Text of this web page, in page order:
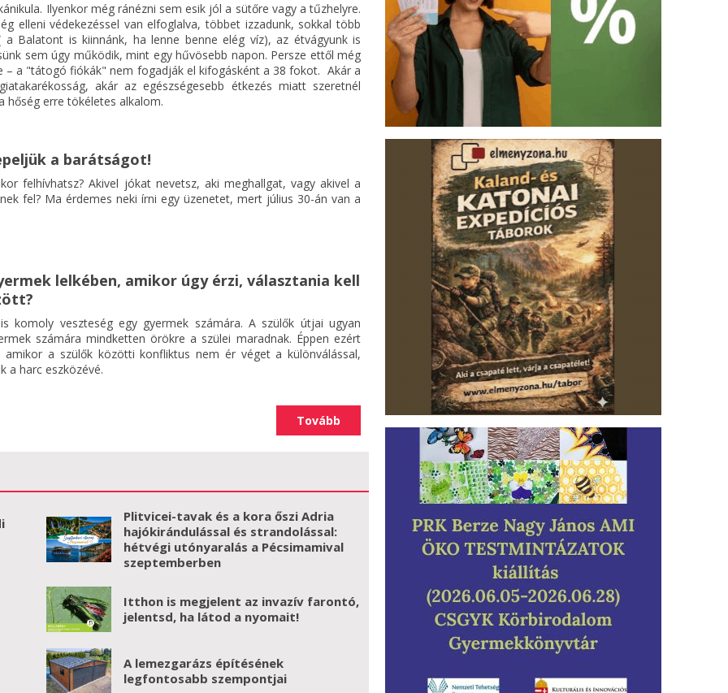
Ilyenkor még ránézni sem esik jól a sütőre vagy a tűzhelyre.
elleni védekezéssel van elfoglalva, többet izzadunk, sokkal több
a Balatont is kiinnánk, ha lenne benne elég víz), az étvágyunk is
sem úgy működik, mint egy hűvösebb napon. Persze ettől még
– a "tátogó fiókák" nem fogadják el kifogásként a 38 fokot. Akár a
akár az egészségesebb étkezés miatt szeretnél
hőség erre tökéletes alkalom.
a barátságot!
felhívhatsz? Akivel jókat nevetsz, aki meghallgat, vagy akivel a
fel? Ma érdemes neki írni egy üzenetet, mert július 30-án van a
lelkében, amikor úgy érzi, választania kell
komoly veszteség egy gyermek számára. A szülők útjai ugyan
számára mindketten örökre a szülei maradnak. Éppen ezért
amikor a szülők közötti konfliktus nem ér véget a különválással,
a harc eszközévé.
Tovább
Plitvicei-tavak és a kora őszi Adria
hajókirándulással és strandolással:
hétvégi utónyaralás a Pécsimamival
szeptemberben
Itthon is megjelent az invazív farontó,
jelentsd, ha látod a nyomait!
A lemezgarázs építésének
legfontosabb szempontjai